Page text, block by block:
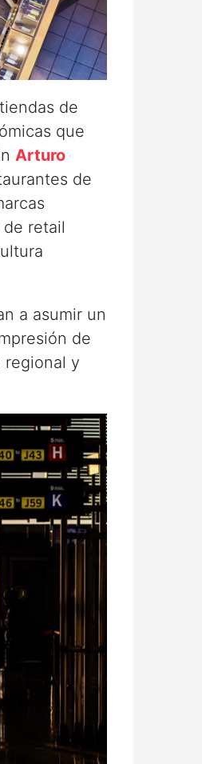
de
que
Arturo
de
retail
a asumir un
de
regional y